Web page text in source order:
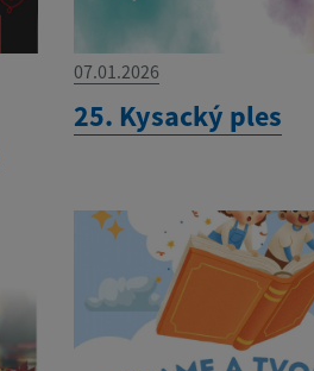
07.01.2026
25. Kysacký ples